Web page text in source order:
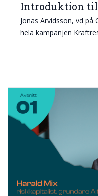
Introduktion
Jonas Arvidsson, vd
hela kampanjen
initierade dessa
läget i Sverige idag.
gång gjorde? Se
alla avsnitten – och
släpper ett nytt avsnitt
Youtube eller lyssna på